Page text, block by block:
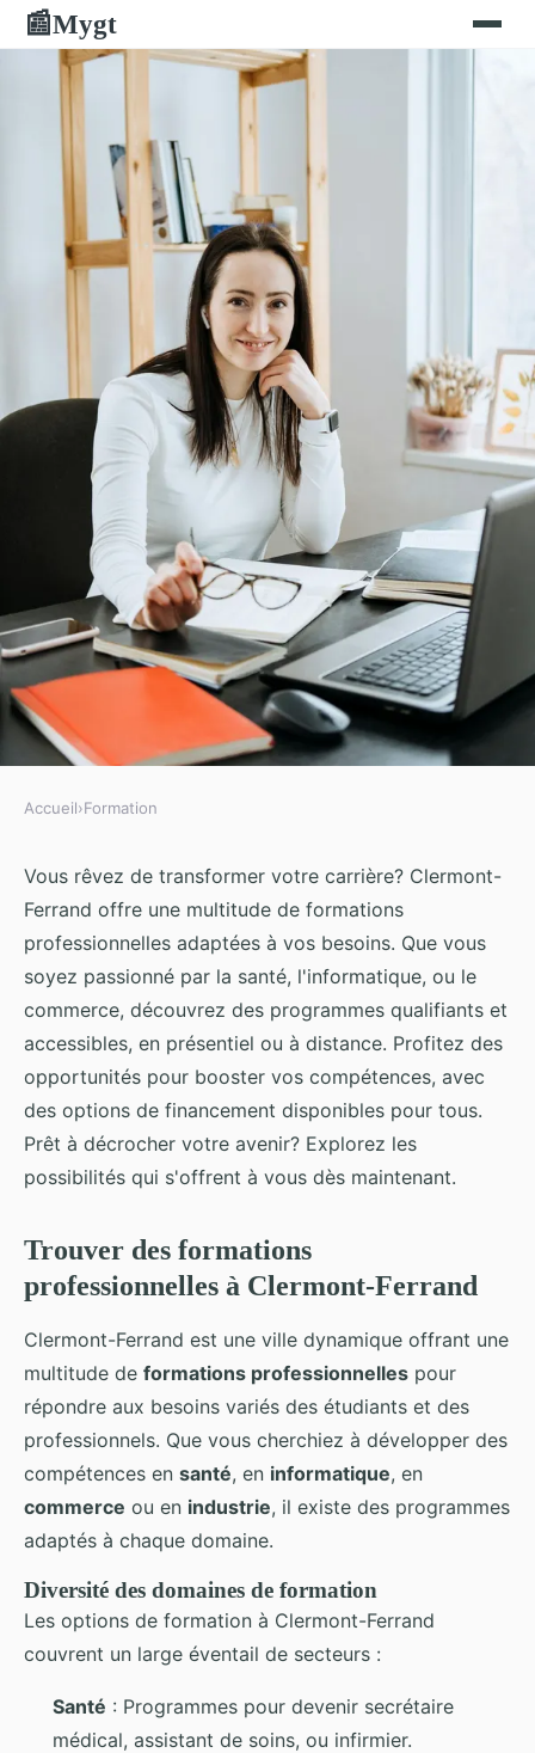
📰Mygt
Décrochez votre avenir :
formation clermont-ferrand
Iris•20 septembre 2024•7 min de lecture
Accueil›Formation
Vous rêvez de transformer votre carrière? Clermont-
Ferrand offre une multitude de formations
professionnelles adaptées à vos besoins. Que vous
soyez passionné par la santé, l'informatique, ou le
commerce, découvrez des programmes qualifiants et
accessibles, en présentiel ou à distance. Profitez des
opportunités pour booster vos compétences, avec
des options de financement disponibles pour tous.
Prêt à décrocher votre avenir? Explorez les
possibilités qui s'offrent à vous dès maintenant.
Trouver des formations
professionnelles à Clermont-Ferrand
Clermont-Ferrand est une ville dynamique offrant une
multitude de formations professionnelles pour
répondre aux besoins variés des étudiants et des
professionnels. Que vous cherchiez à développer des
compétences en santé, en informatique, en
commerce ou en industrie, il existe des programmes
adaptés à chaque domaine.
Diversité des domaines de formation
Les options de formation à Clermont-Ferrand
couvrent un large éventail de secteurs :
Santé : Programmes pour devenir secrétaire
médical, assistant de soins, ou infirmier.